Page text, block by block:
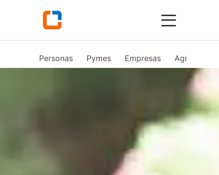
Personas Pymes Empresas Agro